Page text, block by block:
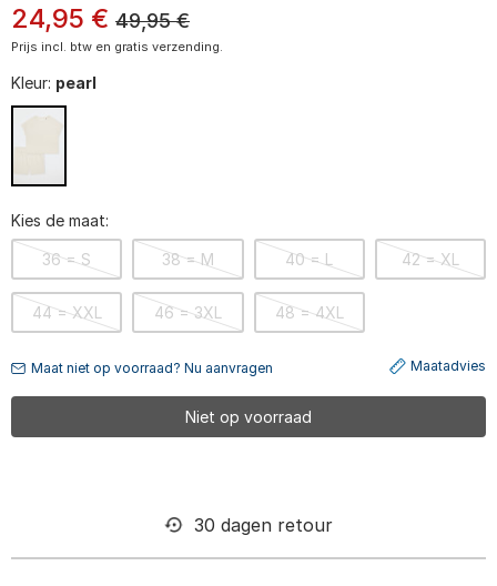
24,95 € 49,95€
Prijs incl. btw en gratis verzending.
Kleur: pearl
Kies de maat:
36 = S 38 = M 40 = L 42 = XL
44 = XXL 46 = 3XL 48 = 4XL
Maat niet op voorraad? Nu aanvragen Maatadvies
Niet op voorraad
30 dagen retour